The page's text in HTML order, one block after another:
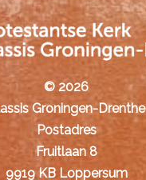
© 2026
Groningen-Drenthe
Postadres
Fruitlaan 8
9919 KB Loppersum